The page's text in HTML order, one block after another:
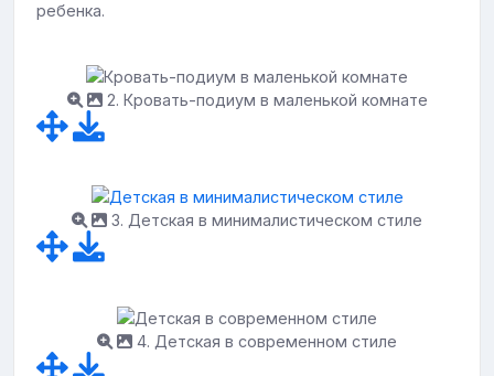
ребенка.
2. Кровать-подиум в маленькой комнате
3. Детская в минималистическом стиле
4. Детская в современном стиле